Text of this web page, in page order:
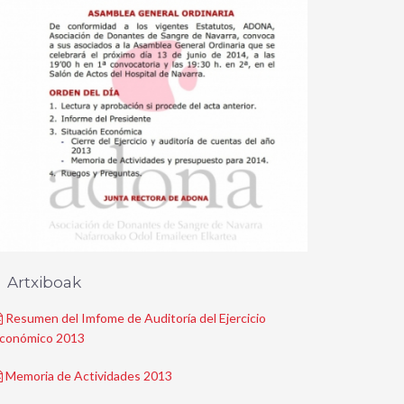
Artxiboak
Resumen del Imfome de Auditoría del Ejercicio
2013
Memoria de Actividades 2013